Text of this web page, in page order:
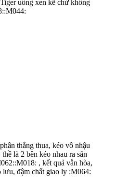
uống xen kẽ chứ không
thắng thua, kéo vô nhậu
là 2 bên kéo nhau ra sân
, kết quả vẫn hòa,
lưu, đậm chất giao ly :M064: